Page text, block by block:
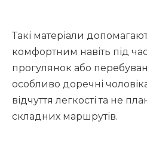
Такі матеріали
комфортним навіть під
прогулянок або
особливо доречні
відчуття легкості та не
складних маршрутів.